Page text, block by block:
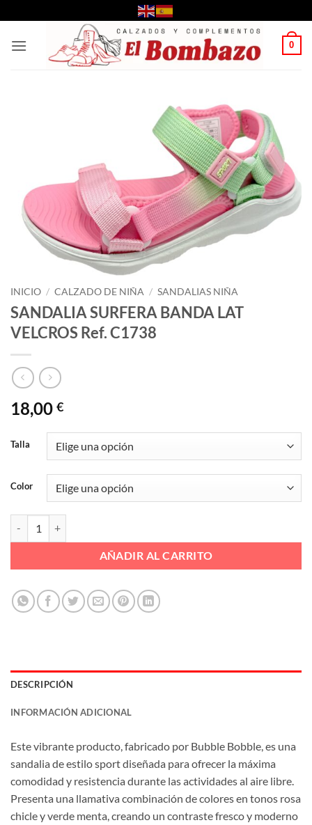
al
contenido
0
INICIO / CALZADO DE NIÑA / SANDALIAS NIÑA
SANDALIA SURFERA BANDA LAT
VELCROS Ref. C1738
18,00 €
Talla
Color
AÑADIR AL CARRITO
DESCRIPCIÓN
INFORMACIÓN ADICIONAL
Este vibrante producto, fabricado por Bubble Bobble, es una
sandalia de estilo sport diseñada para ofrecer la máxima
comodidad y resistencia durante las actividades al aire libre.
Presenta una llamativa combinación de colores en tonos rosa
chicle y verde menta, creando un contraste fresco y moderno